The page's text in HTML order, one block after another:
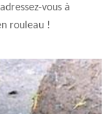
vous à
rouleau !